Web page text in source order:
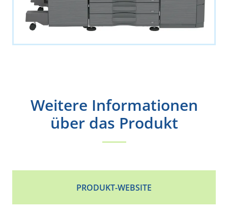
Weitere Informationen
über das Produkt
PRODUKT-WEBSITE